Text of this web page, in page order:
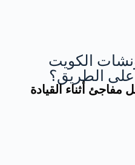
الكويت
على الطريق؟
أثناء القيادة